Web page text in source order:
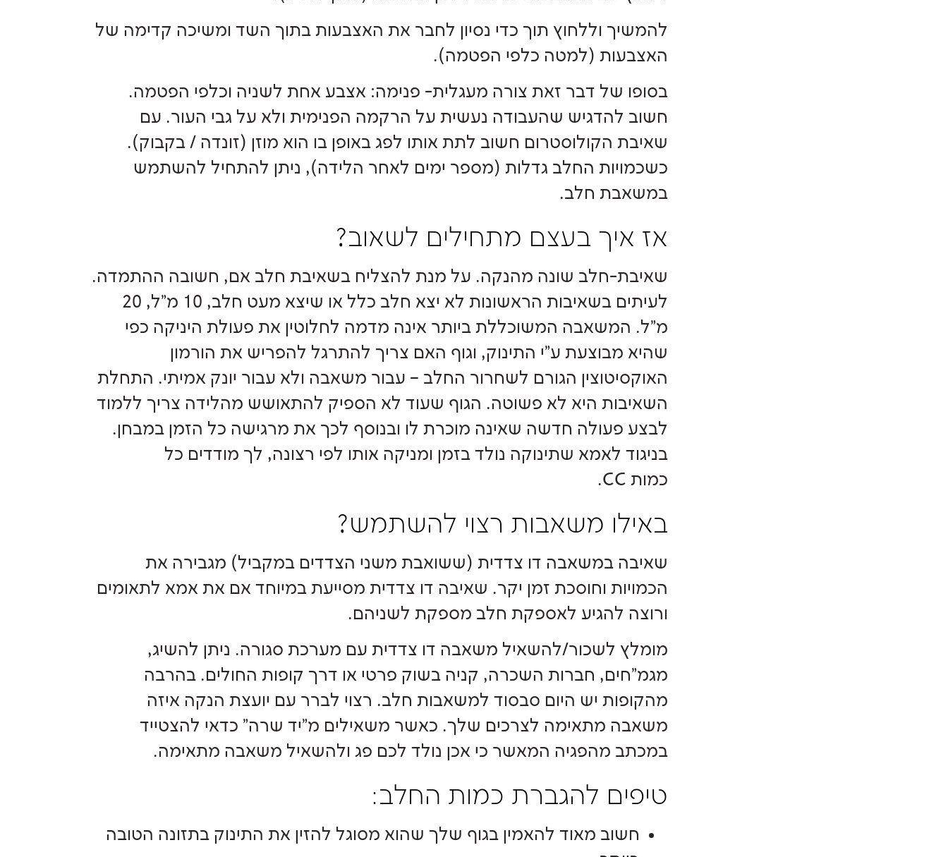
להמשיך וללחוץ תוך כדי נסיון לחבר את האצבעות בתוך השד ומשיכה קדימה של
האצבעות (למטה כלפי הפטמה).
בסופו של דבר זאת צורה מעגלית- פנימה: אצבע אחת לשניה וכלפי הפטמה.
חשוב להדגיש שהעבודה נעשית על הרקמה הפנימית ולא על גבי העור. עם
שאיבת הקולוסטרום חשוב לתת אותו לפג באופן בו הוא מוזן (זונדה / בקבוק).
כשכמויות החלב גדלות (מספר ימים לאחר הלידה), ניתן להתחיל להשתמש
במשאבת חלב.
אז איך בעצם מתחילים לשאוב?
שאיבת-חלב שונה מהנקה. על מנת להצליח בשאיבת חלב אם, חשובה ההתמדה.
לעיתים בשאיבות הראשונות לא יצא חלב כלל או שיצא מעט חלב, 10 מ"ל, 20
מ"ל. המשאבה המשוכללת ביותר אינה מדמה לחלוטין את פעולת היניקה כפי
שהיא מבוצעת ע"י התינוק, וגוף האם צריך להתרגל להפריש את הורמון
האוקסיטוצין הגורם לשחרור החלב – עבור משאבה ולא עבור יונק אמיתי. התחלת
השאיבות היא לא פשוטה. הגוף שעוד לא הספיק להתאושש מהלידה צריך ללמוד
לבצע פעולה חדשה שאינה מוכרת לו ובנוסף לכך את מרגישה כל הזמן במבחן.
בניגוד לאמא שתינוקה נולד בזמן ומניקה אותו לפי רצונה, לך מודדים כל
כמות CC.
באילו משאבות רצוי להשתמש?
שאיבה במשאבה דו צדדית (ששואבת משני הצדדים במקביל) מגבירה את
הכמויות וחוסכת זמן יקר. שאיבה דו צדדית מסייעת במיוחד אם את אמא לתאומים
ורוצה להגיע לאספקת חלב מספקת לשניהם.
מומלץ לשכור/להשאיל משאבה דו צדדית עם מערכת סגורה. ניתן להשיג,
מגמ"חים, חברות השכרה, קניה בשוק פרטי או דרך קופות החולים. בהרבה
מהקופות יש היום סבסוד למשאבות חלב. רצוי לברר עם יועצת הנקה איזה
משאבה מתאימה לצרכים שלך. כאשר משאילים מ"יד שרה" כדאי להצטייד
במכתב מהפגיה המאשר כי אכן נולד לכם פג ולהשאיל משאבה מתאימה.
טיפים להגברת כמות החלב:
חשוב מאוד להאמין בגוף שלך שהוא מסוגל להזין את התינוק בתזונה הטובה